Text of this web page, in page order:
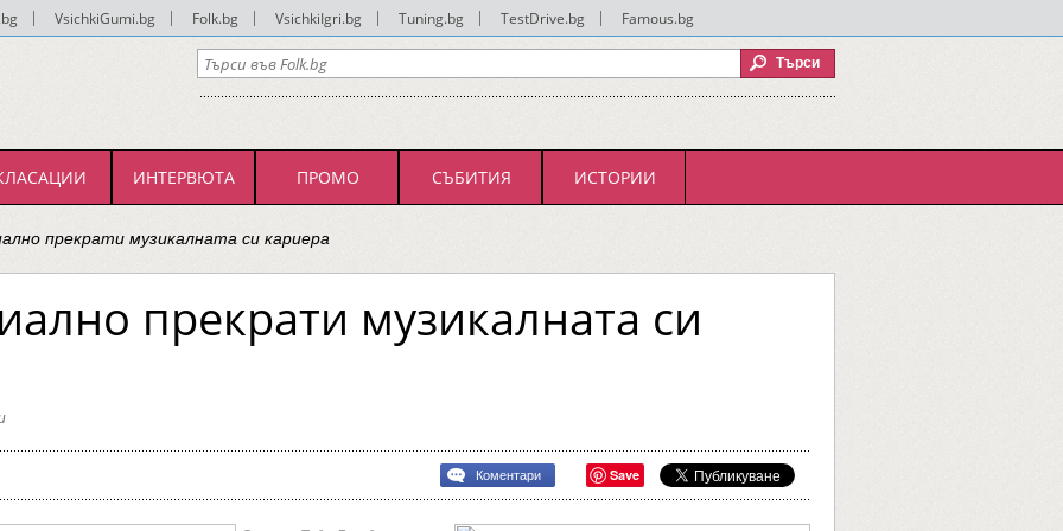
VsichkiGumi.bg Folk.bg VsichkiIgri.bg Tuning.bg TestDrive.bg Famous.bg
ИНТЕРВЮТА ПРОМО СЪБИТИЯ ИСТОРИИ
прекрати музикалната си кариера
прекрати музикалната си
Коментари Save